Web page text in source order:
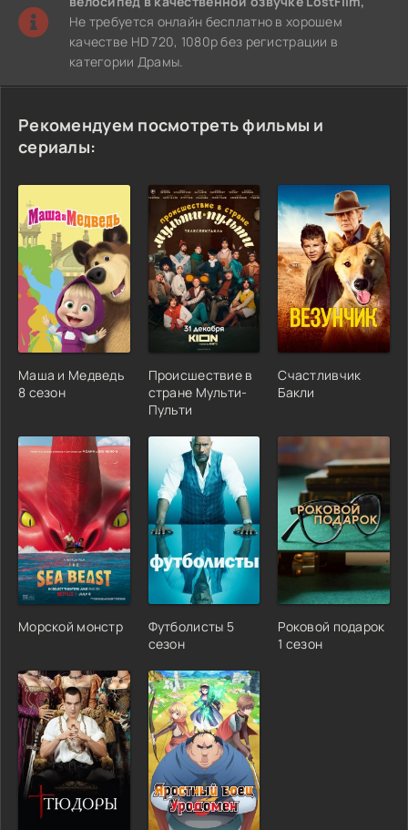
Не требуется онлайн бесплатно в хорошем
качестве HD 720, 1080p без регистрации в
категории Драмы.
Рекомендуем посмотреть фильмы и
сериалы:
Маша и Медведь
8 сезон
Происшествие в
стране Мульти-
Пульти
Счастливчик
Бакли
Морской монстр
Футболисты 5
сезон
Роковой подарок
1 сезон